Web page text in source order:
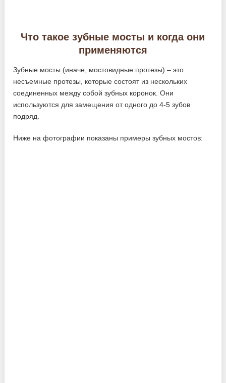
Что такое зубные мосты и когда они
применяются
Зубные мосты (иначе, мостовидные протезы) – это
несъемные протезы, которые состоят из нескольких
соединенных между собой зубных коронок. Они
используются для замещения от одного до 4-5 зубов
подряд.
Ниже на фотографии показаны примеры зубных мостов: